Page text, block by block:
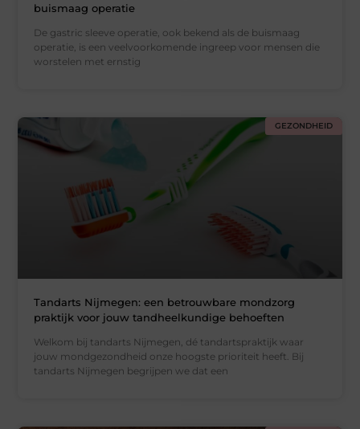
buismaag operatie
De gastric sleeve operatie, ook bekend als de buismaag
operatie, is een veelvoorkomende ingreep voor mensen die
worstelen met ernstig
GEZONDHEID
Tandarts Nijmegen: een betrouwbare mondzorg
praktijk voor jouw tandheelkundige behoeften
Welkom bij tandarts Nijmegen, dé tandartspraktijk waar
jouw mondgezondheid onze hoogste prioriteit heeft. Bij
tandarts Nijmegen begrijpen we dat een